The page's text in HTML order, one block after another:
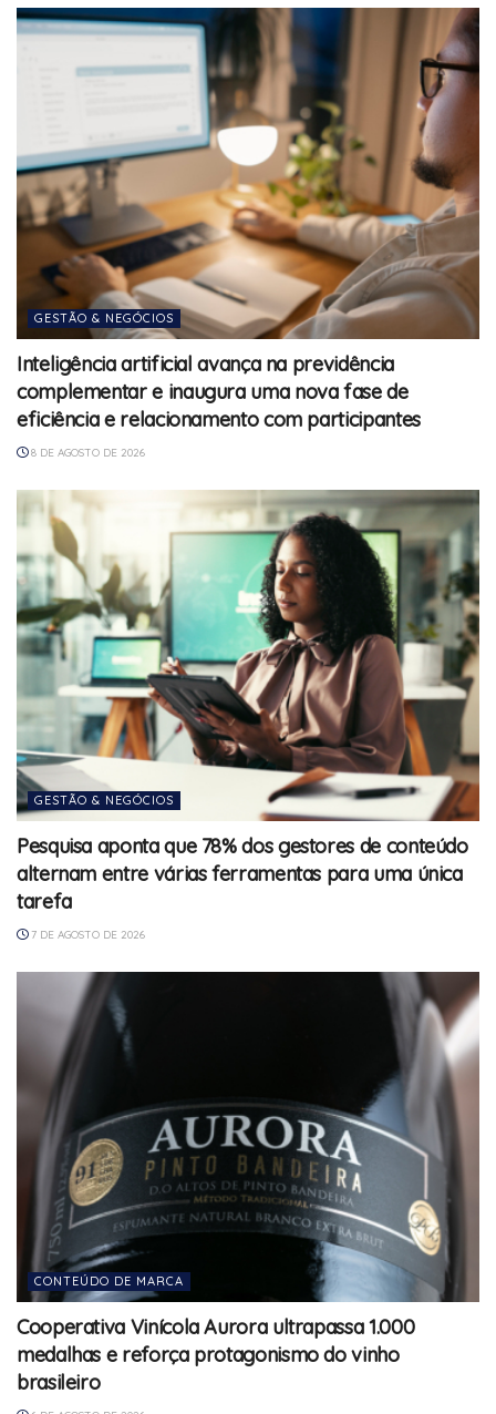
GESTÃO & NEGÓCIOS
Inteligência artificial avança na previdência
complementar e inaugura uma nova fase de
eficiência e relacionamento com participantes
8 DE AGOSTO DE 2026
GESTÃO & NEGÓCIOS
Pesquisa aponta que 78% dos gestores de conteúdo
alternam entre várias ferramentas para uma única
tarefa
7 DE AGOSTO DE 2026
CONTEÚDO DE MARCA
Cooperativa Vinícola Aurora ultrapassa 1.000
medalhas e reforça protagonismo do vinho
brasileiro